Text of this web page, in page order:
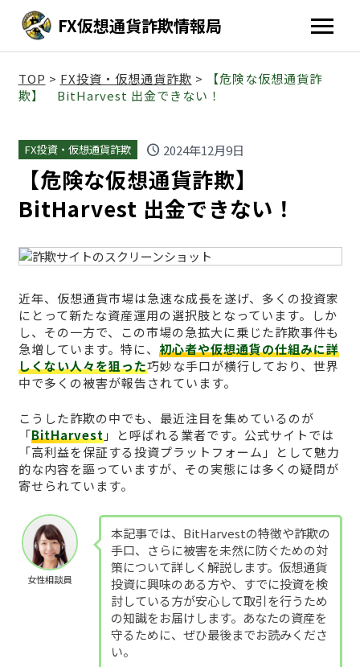
FX仮想通貨詐欺情報局
TOP > FX投資・仮想通貨詐欺 >
【危険な仮想通貨詐
欺】 BitHarvest 出金できない！
FX投資・仮想通貨詐欺 schedule 2024年12月9日
【危険な仮想通貨詐欺】
BitHarvest 出金できない！
近年、仮想通貨市場は急速な成長を遂げ、多くの投資家
にとって新たな資産運用の選択肢となっています。しか
し、その一方で、この市場の急拡大に乗じた詐欺事件も
急増しています。特に、 初心者や仮想通貨の仕組みに詳
しくない人々を狙った巧妙な手口が横行しており、世界
中で多くの被害が報告されています。
こうした詐欺の中でも、最近注目を集めているのが
「BitHarvest」と呼ばれる業者です。公式サイトでは
「高利益を保証する投資プラットフォーム」として魅力
的な内容を謳っていますが、その実態には多くの疑問が
寄せられています。
女性相談員
本記事では、BitHarvestの特徴や詐欺の
手口、さらに被害を未然に防ぐための対
策について詳しく解説します。仮想通貨
投資に興味のある方や、すでに投資を検
討している方が安心して取引を行うため
の知識をお届けします。あなたの資産を
守るために、ぜひ最後までお読みくださ
い。